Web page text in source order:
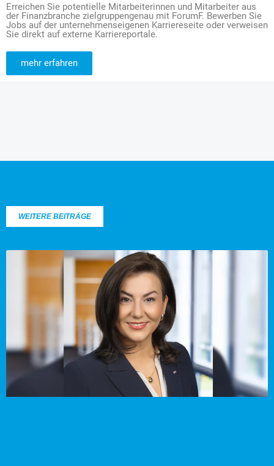
Erreichen Sie potentielle Mitarbeiterinnen und Mitarbeiter aus
der Finanzbranche zielgruppengenau mit ForumF. Bewerben Sie
Jobs auf der unternehmenseigenen Karriereseite oder verweisen
Sie direkt auf externe Karriereportale.
mehr erfahren
WEITERE BEITRÄGE